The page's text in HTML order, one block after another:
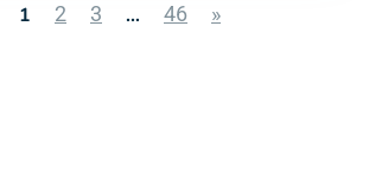
1 2 3 … 46 »